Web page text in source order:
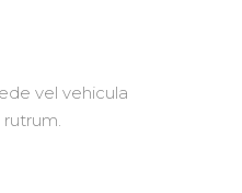
vel vehicula